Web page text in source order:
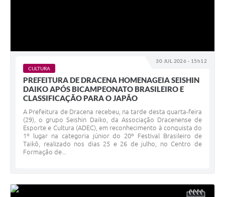
30 JUL 2026 - 15h12
CULTURA
PREFEITURA DE DRACENA HOMENAGEIA SEISHIN
DAIKO APÓS BICAMPEONATO BRASILEIRO E
CLASSIFICAÇÃO PARA O JAPÃO
A Prefeitura de Dracena recebeu, na tarde desta quarta-feira
(29), o grupo Seishin Daiko, da Associação Dracenense de
Esporte e Cultura (ADEC), em reconhecimento à conquista do
1º lugar na categoria júnior do 20º Festival Brasileiro de
Taikô, realizado nos dias 25 e 26 de julho, no Centro de
Formação de...